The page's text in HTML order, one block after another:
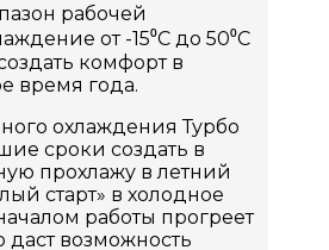
рабочей
от -15⁰С до 50⁰С
комфорт в
время года.
охлаждения Турбо
сроки создать в
прохлажу в летний
старт» в холодное
работы прогреет
даст возможность